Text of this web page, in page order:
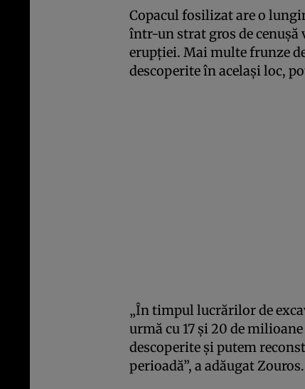
Copacul fosilizat are o
într-un strat gros de cenușă
erupției. Mai multe frunze
descoperite în același loc,
„În timpul lucrărilor de
urmă cu 17 și 20 de
descoperite și putem
perioadă”, a adăugat Zouros.